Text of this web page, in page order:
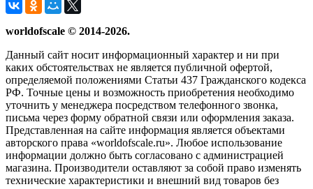
worldofscale © 2014-2026.
Данный сайт носит информационный характер и ни при
каких обстоятельствах не является публичной офертой,
определяемой положениями Статьи 437 Гражданского кодекса
РФ. Точные цены и возможность приобретения необходимо
уточнить у менеджера посредством телефонного звонка,
письма через форму обратной связи или оформления заказа.
Представленная на сайте информация является объектами
авторского права «worldofscale.ru». Любое использование
информации должно быть согласовано с администрацией
магазина. Производители оставляют за собой право изменять
технические характеристики и внешний вид товаров без